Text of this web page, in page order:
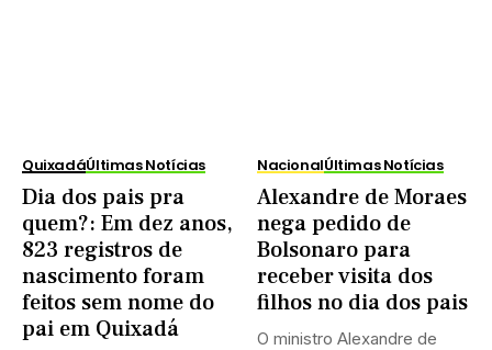
QuixadáÚltimas Notícias
Dia dos pais pra
quem?: Em dez anos,
823 registros de
nascimento foram
feitos sem nome do
pai em Quixadá
NacionalÚltimas Notícias
Alexandre de Moraes
nega pedido de
Bolsonaro para
receber visita dos
filhos no dia dos pais
O ministro Alexandre de